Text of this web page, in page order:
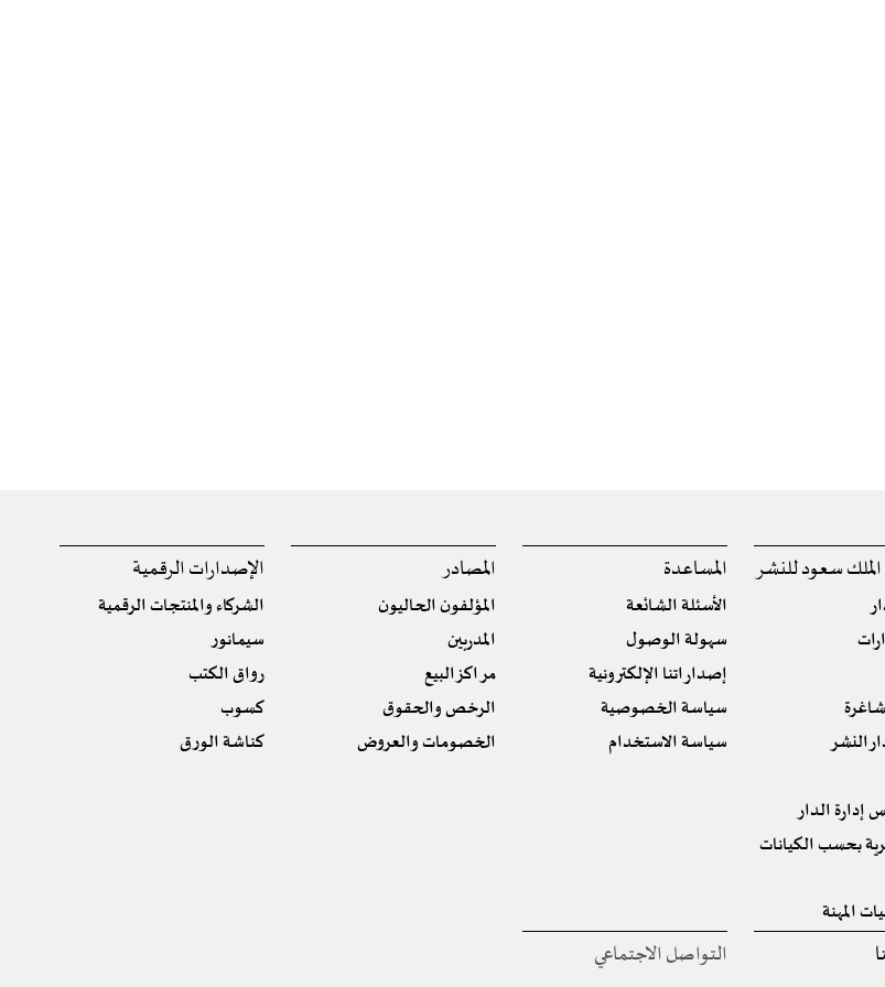
سعود للنشر
النشر
الدار
بحسب الكيانات
المهنة
المساعدة
الأسئلة الشائعة
سهولة الوصول
إصداراتنا الإلكترونية
سياسة الخصوصية
سياسة الاستخدام
المصادر
المؤلفون الحاليون
المدربين
مراكز البيع
الرخص والحقوق
الخصومات والعروض
الإصدارات الرقمية
الشركاء والمنتجات الرقمية
سيمانور
رواق الكتب
كسوب
كناشة الورق
التواصل الاجتماعي